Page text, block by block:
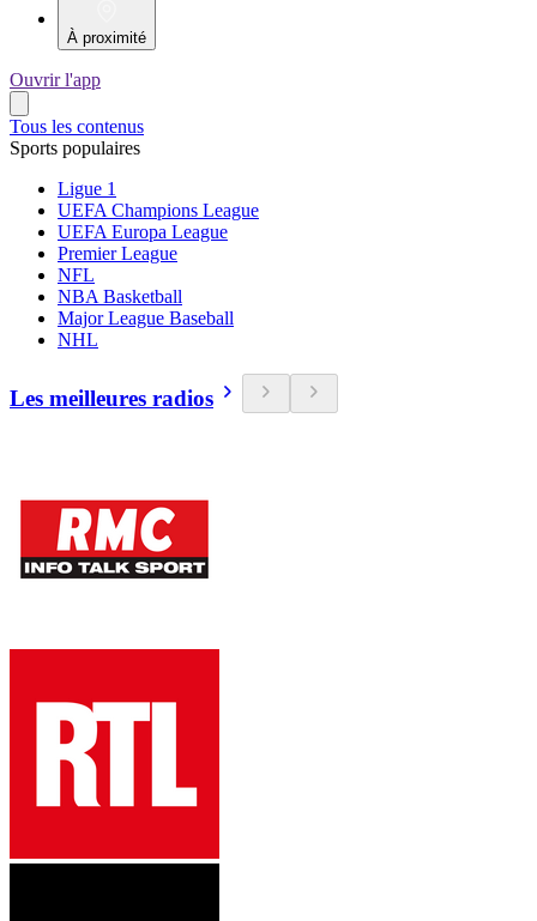
À proximité
Ouvrir l'app
Tous les contenus
Sports populaires
Ligue 1
UEFA Champions League
UEFA Europa League
Premier League
NFL
NBA Basketball
Major League Baseball
NHL
Les meilleures radios